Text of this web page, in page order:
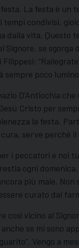
La festa è
tempi condivisi,
dalla vita. Questo
Signore, se
Filippesi:
sempre poco
D’Antiochia
Cristo per
la festa.
cura, serve
i peccatori e noi
ogni
più male.
curato dal
così vicino al
se mi sono
Vengo a